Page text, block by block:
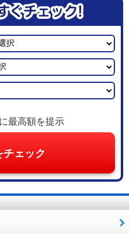
に最高額を提示
チェック